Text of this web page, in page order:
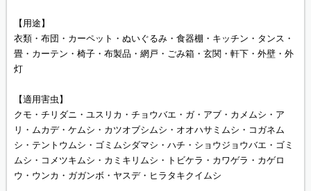
【用途】
衣類・布団・カーペット・ぬいぐるみ・食器棚・キッチン・タンス・
畳・カーテン・椅子・布製品・網戸・ごみ箱・玄関・軒下・外壁・外
灯
【適用害虫】
クモ・チリダニ・ユスリカ・チョウバエ・ガ・アブ・カメムシ・ア
リ・ムカデ・ケムシ・カツオブシムシ・オオハサミムシ・コガネム
シ・テントウムシ・ゴミムシダマシ・ハチ・ショウジョウバエ・ゴミ
ムシ・コメツキムシ・カミキリムシ・トビケラ・カワゲラ・カゲロ
ウ・ウンカ・ガガンボ・ヤスデ・ヒラタキクイムシ